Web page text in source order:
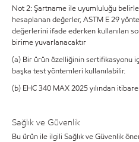
Not 2: Şartname ile uyumluluğu
hesaplanan değerler, ASTM E 29
değerlerini ifade ederken kullanılan
birime yuvarlanacaktır
(a) Bir ürün özelliğinin sertifikasyonu
başka test yöntemleri kullanılabilir.
(b) EHC 340 MAX 2025 yılından
Sağlık ve Güvenlik
Bu ürün ile ilgili Sağlık ve Güvenlik